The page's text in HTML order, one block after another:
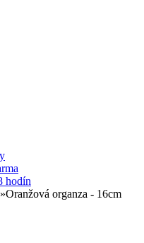
»Oranžová organza - 16cm